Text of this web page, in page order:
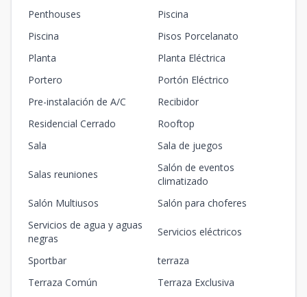
Penthouses
Piscina
Piscina
Pisos Porcelanato
Planta
Planta Eléctrica
Portero
Portón Eléctrico
Pre-instalación de A/C
Recibidor
Residencial Cerrado
Rooftop
Sala
Sala de juegos
Salas reuniones
Salón de eventos
climatizado
Salón Multiusos
Salón para choferes
Servicios de agua y aguas
negras
Servicios eléctricos
Sportbar
terraza
Terraza Común
Terraza Exclusiva